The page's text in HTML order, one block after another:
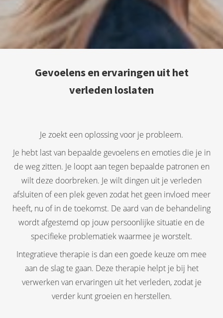
Gevoelens en ervaringen uit het
verleden loslaten
Je zoekt een oplossing voor je probleem.
Je hebt last van bepaalde gevoelens en emoties die je in
de weg zitten. Je loopt aan tegen bepaalde patronen en
wilt deze doorbreken. Je wilt dingen uit je verleden
afsluiten of een plek geven zodat het geen invloed meer
heeft, nu of in de toekomst. De aard van de behandeling
wordt afgestemd op jouw persoonlijke situatie en de
specifieke problematiek waarmee je worstelt.
Integratieve therapie is dan een goede keuze om mee
aan de slag te gaan. Deze therapie helpt je bij het
verwerken van ervaringen uit het verleden, zodat je
verder kunt groeien en herstellen.